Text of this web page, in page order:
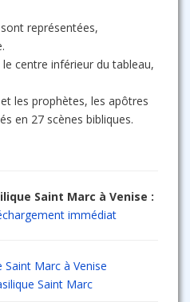
représentées,
centre inférieur du tableau,
les prophètes, les apôtres
en 27 scènes bibliques.
Saint Marc à Venise :
immédiat
Marc à Venise
Saint Marc